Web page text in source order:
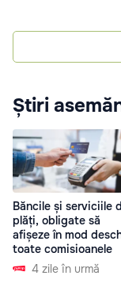
Știri
Băncile și serviciile
plăți, obligate să
afișeze în mod
toate comisioanele
4 zile în urmă